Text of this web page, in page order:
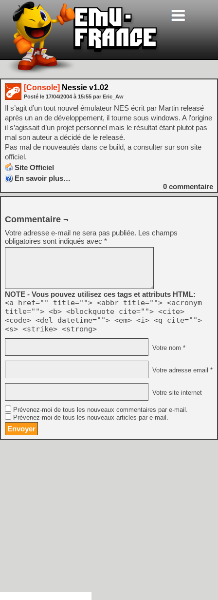
[Console] Nessie v1.02
Posté le 17/04/2004 à 15:55 par Eric_Aw
Il s’agit d’un tout nouvel émulateur NES écrit par Martin releasé
après un an de développement, il tourne sous windows. A l’origine
il s’agissait d’un projet personnel mais le résultat étant plutot pas
mal son auteur a décidé de le releasé.
Pas mal de nouveautés dans ce build, a consulter sur son site
officiel.
Site Officiel
En savoir plus…
0 commentaire
Commentaire ¬
Votre adresse e-mail ne sera pas publiée. Les champs
obligatoires sont indiqués avec *
NOTE - Vous pouvez utilisez ces tags et attributs HTML:
<a href="" title=""> <abbr title=""> <acronym
title=""> <b> <blockquote cite=""> <cite>
<code> <del datetime=""> <em> <i> <q cite="">
<s> <strike> <strong>
Votre nom *
Votre adresse email *
Votre site internet
Prévenez-moi de tous les nouveaux commentaires par e-mail.
Prévenez-moi de tous les nouveaux articles par e-mail.